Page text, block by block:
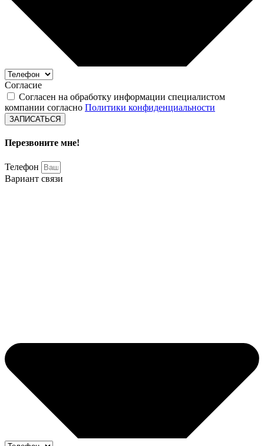
Согласие
Согласен на обработку информации специалистом
компании согласно Политики конфиденциальности
ЗАПИСАТЬСЯ
Перезвоните мне!
Телефон
Вариант связи